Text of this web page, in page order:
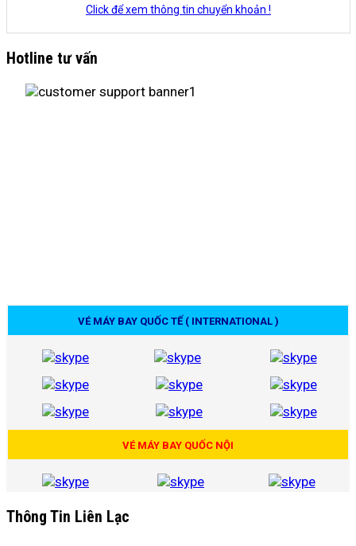
Click để xem thông tin chuyển khoản !
Hotline tư vấn
VÉ MÁY BAY QUỐC TẾ ( INTERNATIONAL )
VÉ MÁY BAY QUỐC NỘI
Thông Tin Liên Lạc